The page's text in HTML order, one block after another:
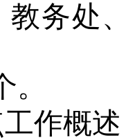
教务处
。
工作概述